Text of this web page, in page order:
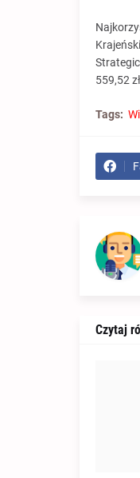
559,52
Tags:
Czytaj